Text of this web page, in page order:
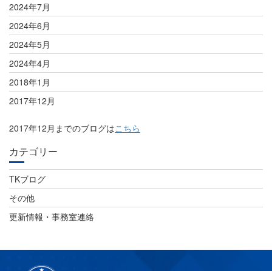
2024年7月
2024年6月
2024年5月
2024年4月
2018年1月
2017年12月
2017年12月までのブログはこちら
カテゴリー
TKブログ
その他
更新情報・事務室連絡